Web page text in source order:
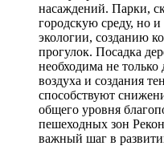
насаждений. Парки,
городскую среду, но
экологии, созданию
прогулок. Посадка
необходима не только
воздуха и создания
способствуют
общего уровня
пешеходных зон
важный шаг в